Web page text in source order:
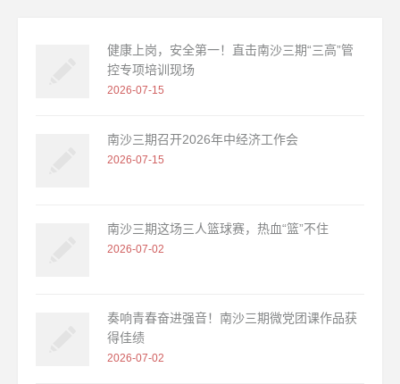
健康上岗，安全第一！直击南沙三期“三高”管
控专项培训现场
2026-07-15
南沙三期召开2026年中经济工作会
2026-07-15
南沙三期这场三人篮球赛，热血“篮”不住
2026-07-02
奏响青春奋进强音！南沙三期微党团课作品获
得佳绩
2026-07-02